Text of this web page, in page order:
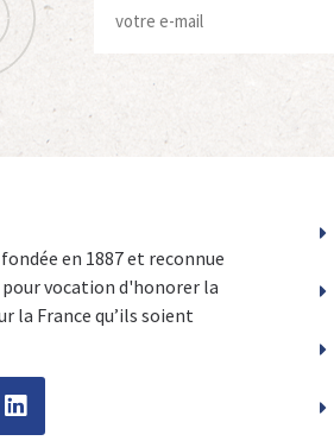
en 1887 et reconnue
vocation d'honorer la
la France qu’ils soient